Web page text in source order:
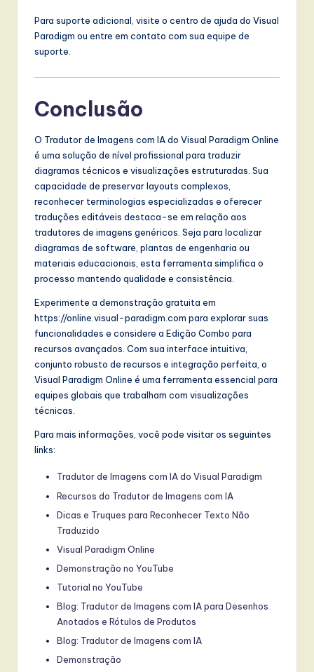
Para suporte adicional, visite o centro de ajuda do Visual
Paradigm ou entre em contato com sua equipe de
suporte.
Conclusão
O Tradutor de Imagens com IA do Visual Paradigm Online
é uma solução de nível profissional para traduzir
diagramas técnicos e visualizações estruturadas. Sua
capacidade de preservar layouts complexos,
reconhecer terminologias especializadas e oferecer
traduções editáveis destaca-se em relação aos
tradutores de imagens genéricos. Seja para localizar
diagramas de software, plantas de engenharia ou
materiais educacionais, esta ferramenta simplifica o
processo mantendo qualidade e consistência.
Experimente a demonstração gratuita em
https://online.visual-paradigm.com para explorar suas
funcionalidades e considere a Edição Combo para
recursos avançados. Com sua interface intuitiva,
conjunto robusto de recursos e integração perfeita, o
Visual Paradigm Online é uma ferramenta essencial para
equipes globais que trabalham com visualizações
técnicas.
Para mais informações, você pode visitar os seguintes
links:
Tradutor de Imagens com IA do Visual Paradigm
Recursos do Tradutor de Imagens com IA
Dicas e Truques para Reconhecer Texto Não
Traduzido
Visual Paradigm Online
Demonstração no YouTube
Tutorial no YouTube
Blog: Tradutor de Imagens com IA para Desenhos
Anotados e Rótulos de Produtos
Blog: Tradutor de Imagens com IA
Demonstração